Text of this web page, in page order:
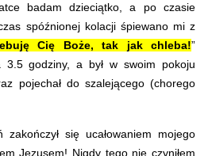
badam dzieciątko, a po czasie
spóźnionej kolacji śpiewano mi z
Cię Boże, tak jak chleba!”
3.5 godziny, a był w swoim pokoju
pojechał do szalejącego (chorego
się ucałowaniem mojego
Jezusem! Nigdy tego nie czyniłem